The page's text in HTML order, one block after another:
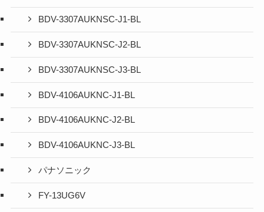
BDV-3307AUKNSC-J1-BL
BDV-3307AUKNSC-J2-BL
BDV-3307AUKNSC-J3-BL
BDV-4106AUKNC-J1-BL
BDV-4106AUKNC-J2-BL
BDV-4106AUKNC-J3-BL
パナソニック
FY-13UG6V